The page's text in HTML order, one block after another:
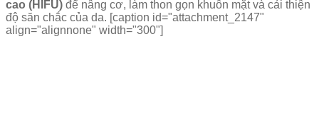
cao (HIFU) để nâng cơ, làm thon gọn khuôn mặt và cải thiện
độ săn chắc của da. [caption id="attachment_2147"
align="alignnone" width="300"]